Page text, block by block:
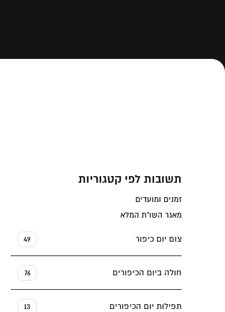
תשובות לפי קטגוריות
זמנים ומועדים
מאגר השו"ת המלא
צום יום כיפור 49
חולה ביום הכיפורים 76
תפילות יום הכיפורים 13